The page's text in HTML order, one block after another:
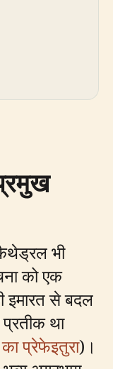
भी
को एक
से बदल
प्रतीक था
प्रेफेइतुरा)।